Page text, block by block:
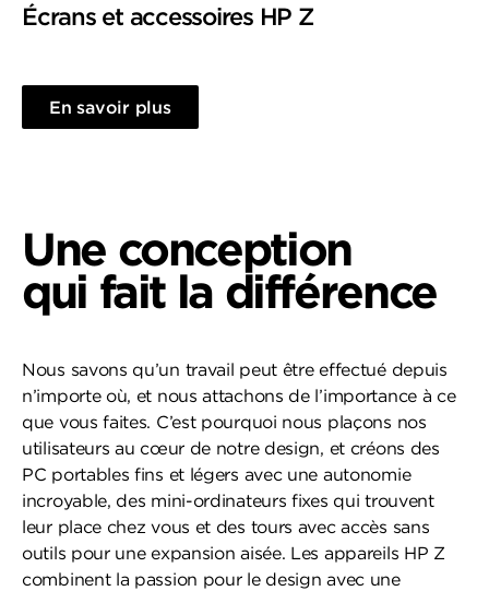
Écrans et accessoires HP Z
En savoir plus
Une conception
qui fait la différence
Nous savons qu’un travail peut être effectué depuis
n’importe où, et nous attachons de l’importance à ce
que vous faites. C’est pourquoi nous plaçons nos
utilisateurs au cœur de notre design, et créons des
PC portables fins et légers avec une autonomie
incroyable, des mini-ordinateurs fixes qui trouvent
leur place chez vous et des tours avec accès sans
outils pour une expansion aisée. Les appareils HP Z
combinent la passion pour le design avec une